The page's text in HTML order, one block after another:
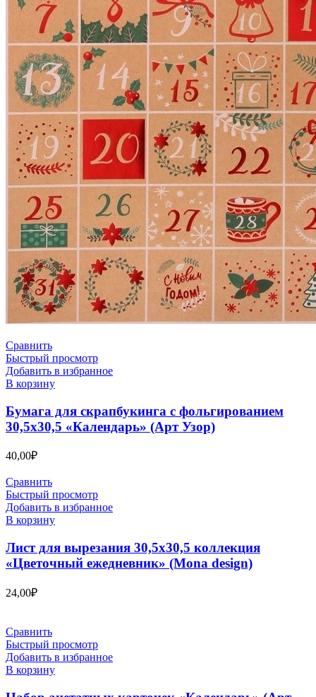
Сравнить
Быстрый просмотр
Добавить в избранное
В корзину
Бумага для скрапбукинга с фольгированием
30,5х30,5 «Календарь» (Арт Узор)
40,00₽
Сравнить
Быстрый просмотр
Добавить в избранное
В корзину
Лист для вырезания 30,5х30,5 коллекция
«Цветочный ежедневник» (Mona design)
24,00₽
Сравнить
Быстрый просмотр
Добавить в избранное
В корзину